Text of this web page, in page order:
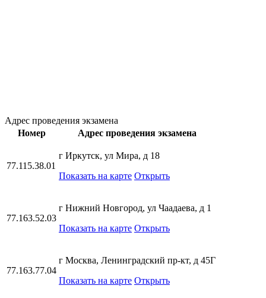
Адрес проведения экзамена
Номер
Адрес проведения экзамена
77.115.38.01
г Иркутск, ул Мира, д 18
Показать на карте Открыть
77.163.52.03
г Нижний Новгород, ул Чаадаева, д 1
Показать на карте Открыть
77.163.77.04
г Москва, Ленинградский пр-кт, д 45Г
Показать на карте Открыть